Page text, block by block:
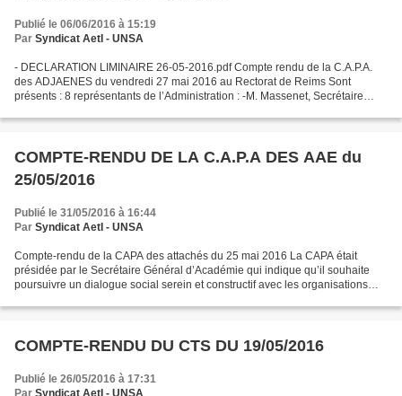
Publié le 06/06/2016 à 15:19
Par Syndicat AetI - UNSA
- DECLARATION LIMINAIRE 26-05-2016.pdf Compte rendu de la C.A.P.A.
des ADJAENES du vendredi 27 mai 2016 au Rectorat de Reims Sont
présents : 8 représentants de l’Administration : -M. Massenet, Secrétaire
COMPTE-RENDU DE LA C.A.P.A DES AAE du
25/05/2016
Publié le 31/05/2016 à 16:44
Par Syndicat AetI - UNSA
Compte-rendu de la CAPA des attachés du 25 mai 2016 La CAPA était
présidée par le Secrétaire Général d’Académie qui indique qu’il souhaite
poursuivre un dialogue social serein et constructif avec les organisations
COMPTE-RENDU DU CTS DU 19/05/2016
Publié le 26/05/2016 à 17:31
Par Syndicat AetI - UNSA